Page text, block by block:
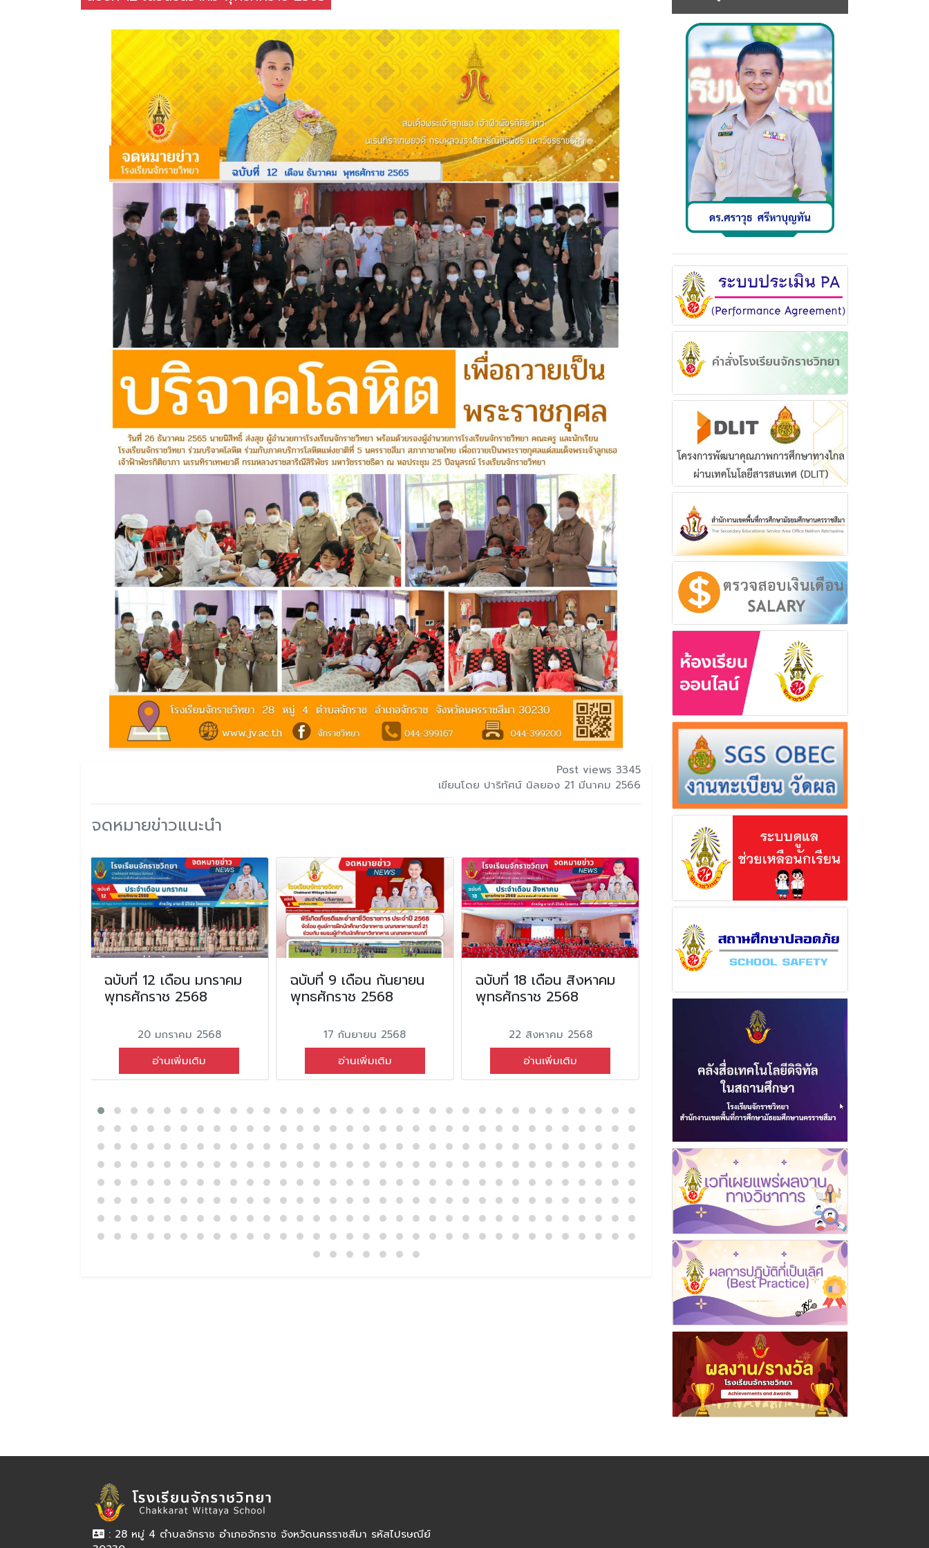
Post views 3345
เขียนโดย ปาริทัศน์ นิลยอง 21 มีนาคม 2566
จดหมายข่าวแนะนำ
ฉบับที่ 12 เดือน มกราคม
พุทธศักราช 2568
20 มกราคม 2568
อ่านเพิ่มเติม
ฉบับที่ 9 เดือน กันยายน
พุทธศักราช 2568
17 กันยายน 2568
อ่านเพิ่มเติม
ฉบับที่ 18 เดือน สิงหาคม
พุทธศักราช 2568
22 สิงหาคม 2568
อ่านเพิ่มเติม
พุทธศักราช 2569
30 มิถุนายน 2569
อ่านเพิ่มเติม
พุทธศักราช
: 28 หมู่ 4 ตำบลจักราช อำเภอจักราช จังหวัดนครราชสีมา รหัสไปรษณีย์